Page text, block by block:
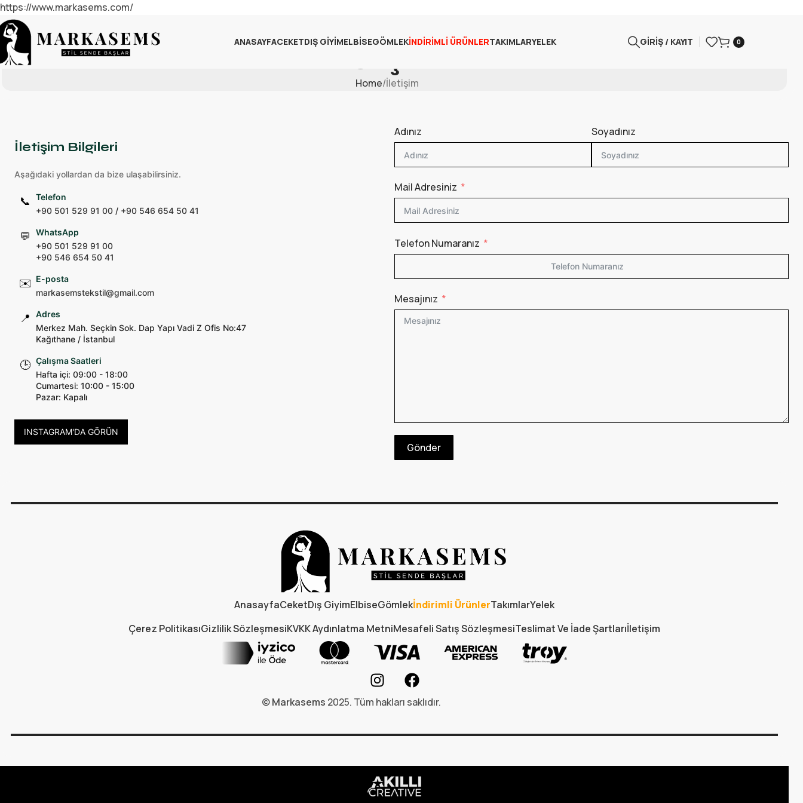
https://www.markasems.com/
ANASAYFACEKETDIŞ GIYIMELBISEGÖMLEKİNDIRIMLI ÜRÜNLERTAKIMLARYELEK GIRIŞ / KAYIT 0
İletişim
Home İletişim
İletişim Bilgileri
Aşağıdaki yollardan da bize ulaşabilirsiniz.
📞
Telefon
+90 501 529 91 00 / +90 546 654 50 41
💬
WhatsApp
+90 501 529 91 00
+90 546 654 50 41
✉️ E-posta
markasemstekstil@gmail.com
📍
Adres
Merkez Mah. Seçkin Sok. Dap Yapı Vadi Z Ofis No:47
Kağıthane / İstanbul
🕒 Çalışma Saatleri
Hafta içi: 09:00 - 18:00
Cumartesi: 10:00 - 15:00
Pazar: Kapalı
INSTAGRAM'DA GÖRÜN
Adınız Soyadınız
Mail Adresiniz
Telefon Numaranız
Mesajınız
Gönder
AnasayfaCeketDış GiyimElbiseGömlekİndirimli ÜrünlerTakımlarYelek
Çerez PolitikasıGizlilik SözleşmesiKVKK Aydınlatma MetniMesafeli Satış SözleşmesiTeslimat Ve İade Şartlarıİletişim
©Markasems 2025. Tüm hakları saklıdır.